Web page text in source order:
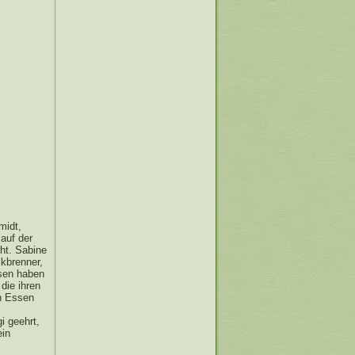
der
Sabine
haben
ihren
Essen
geehrt,